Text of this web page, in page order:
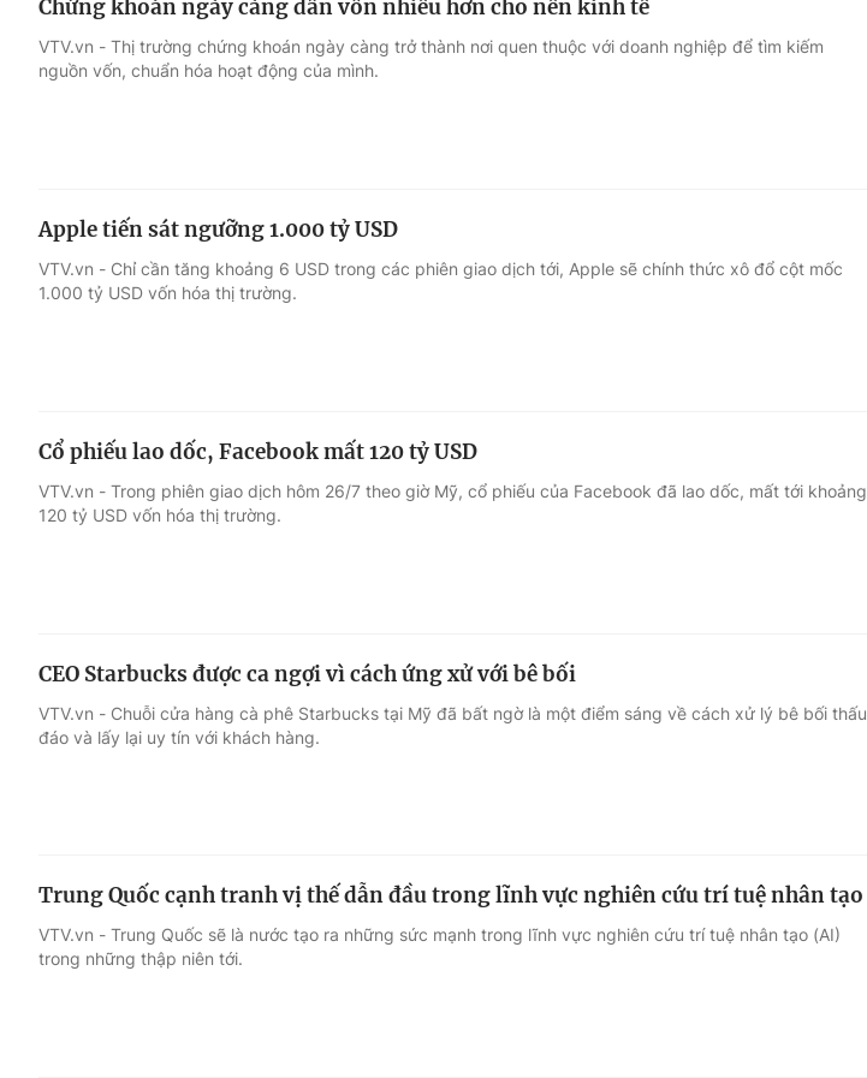
Chứng khoán ngày càng dẫn vốn nhiều hơn cho nền kinh tế
VTV.vn - Thị trường chứng khoán ngày càng trở thành nơi quen thuộc với doanh nghiệp để tìm kiếm
nguồn vốn, chuẩn hóa hoạt động của mình.
Apple tiến sát ngưỡng 1.000 tỷ USD
VTV.vn - Chỉ cần tăng khoảng 6 USD trong các phiên giao dịch tới, Apple sẽ chính thức xô đổ cột mốc
1.000 tỷ USD vốn hóa thị trường.
Cổ phiếu lao dốc, Facebook mất 120 tỷ USD
VTV.vn - Trong phiên giao dịch hôm 26/7 theo giờ Mỹ, cổ phiếu của Facebook đã lao dốc, mất tới khoảng
120 tỷ USD vốn hóa thị trường.
CEO Starbucks được ca ngợi vì cách ứng xử với bê bối
VTV.vn - Chuỗi cửa hàng cà phê Starbucks tại Mỹ đã bất ngờ là một điểm sáng về cách xử lý bê bối thấu
đáo và lấy lại uy tín với khách hàng.
Trung Quốc cạnh tranh vị thế dẫn đầu trong lĩnh vực nghiên cứu trí tuệ nhân tạo
VTV.vn - Trung Quốc sẽ là nước tạo ra những sức mạnh trong lĩnh vực nghiên cứu trí tuệ nhân tạo (AI)
trong những thập niên tới.